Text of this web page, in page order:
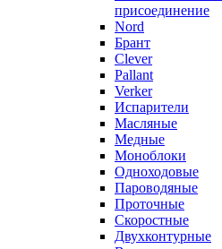
присоединение
Nord
Брант
Clever
Pallant
Verker
Испарители
Масляные
Медные
Моноблоки
Одноходовые
Пароводяные
Проточные
Скоростные
Двухконтурные